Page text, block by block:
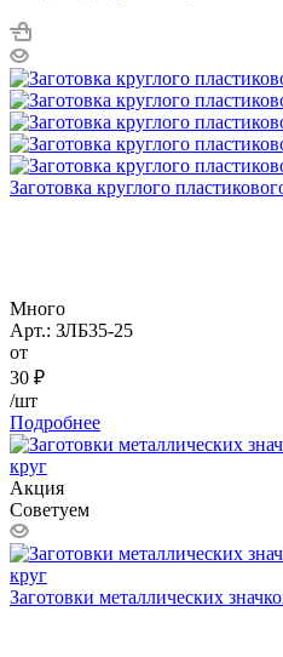
Заготовка круглого
Много
Арт.: ЗЛБ35-25
от
30 ₽
/шт
Подробнее
Акция
Советуем
Заготовки металлических